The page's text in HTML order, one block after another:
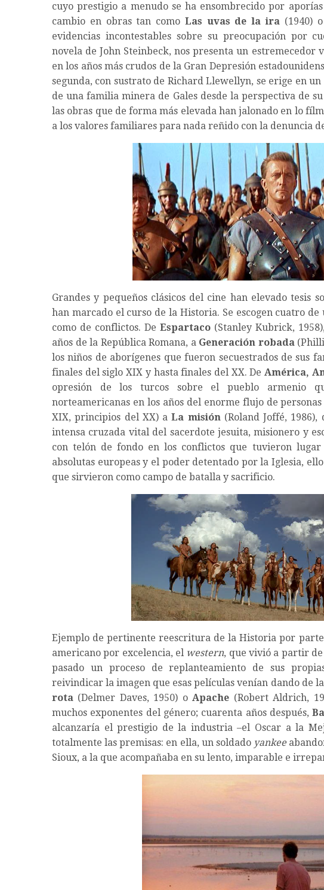
cuyo prestigio a menudo se ha ensombrecido por
cambio en obras tan como Las uvas de la ira (1940) o
evidencias incontestables sobre su preocupación por
novela de John Steinbeck, nos presenta un
en los años más crudos de la Gran Depresión
segunda, con sustrato de Richard Llewellyn, se erige en
de una familia minera de Gales desde la perspectiva de
las obras que de forma más elevada han jalonado en lo
a los valores familiares para nada reñido con la denuncia
Grandes y pequeños clásicos del cine han elevado tesis
han marcado el curso de la Historia. Se escogen cuatro
como de conflictos. De Espartaco (Stanley Kubrick,
años de la República Romana, a Generación robada
los niños de aborígenes que fueron secuestrados de sus
finales del siglo XIX y hasta finales del XX. De América,
opresión de los turcos sobre el pueblo armenio
norteamericanas en los años del enorme flujo de
XIX, principios del XX) aLa misión (Roland Joffé,
intensa cruzada vital del sacerdote jesuita, misionero y
con telón de fondo en los conflictos que tuvieron
absolutas europeas y el poder detentado por la Iglesia,
que sirvieron como campo de batalla y sacrificio.
Ejemplo de pertinente reescritura de la Historia por
americano por excelencia, el western, que vivió a partir
pasado un proceso de replanteamiento de sus
reivindicar la imagen que esas películas venían dando de
rota (Delmer Daves, 1950) oApache (Robert Aldrich,
muchos exponentes del género; cuarenta años después,
alcanzaría el prestigio de la industria –el Oscar a la
totalmente las premisas: en ella, un soldado yankee
Sioux, a la que acompañaba en su lento, imparable e